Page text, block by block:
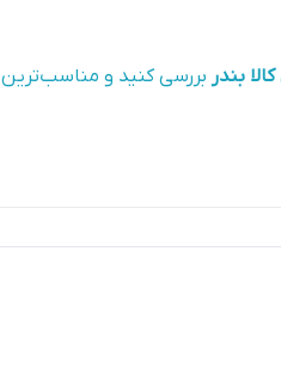
بندر بررسی کنید و مناسب‌ترین